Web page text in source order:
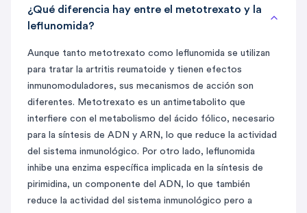
¿Qué diferencia hay entre el metotrexato y la
leflunomida?
Aunque tanto metotrexato como leflunomida se utilizan
para tratar la artritis reumatoide y tienen efectos
inmunomoduladores, sus mecanismos de acción son
diferentes. Metotrexato es un antimetabolito que
interfiere con el metabolismo del ácido fólico, necesario
para la síntesis de ADN y ARN, lo que reduce la actividad
del sistema inmunológico. Por otro lado, leflunomida
inhibe una enzima específica implicada en la síntesis de
pirimidina, un componente del ADN, lo que también
reduce la actividad del sistema inmunológico pero a